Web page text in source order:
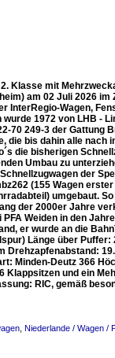
Klasse mit
am 02 Juli 2026
InterRegio-Wagen,
wurde 1972 von LHB -
70 249-3 der
die bis dahin alle
die bisherigen
Umbau zu
der
(155 Wagen
umgebaut.
der 2000er Jahre
PFA Weiden in den
er wurde an die
Länge über
Drehzapfenabstand:
Minden-Deutz 366
Klappsitzen und ein
RIC, gemäß
Niederlande / Wagen /